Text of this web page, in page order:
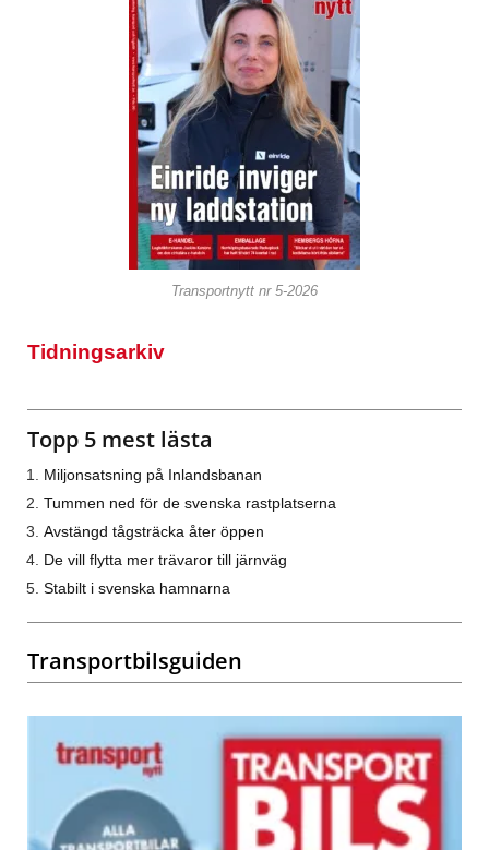
Transportnytt nr 5-2026
Tidningsarkiv
Topp 5 mest lästa
Miljonsatsning på Inlandsbanan
Tummen ned för de svenska rastplatserna
Avstängd tågsträcka åter öppen
De vill flytta mer trävaror till järnväg
Stabilt i svenska hamnarna
Transportbilsguiden